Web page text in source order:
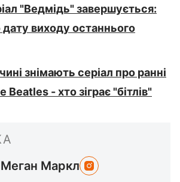
"Ведмідь" завершується:
дату виходу останнього
знімають серіал про ранні
Beatles - хто зіграє "бітлів"
Маркл